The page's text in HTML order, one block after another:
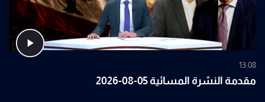
13:08
مقدمة النشرة المسائية 05-08-2026